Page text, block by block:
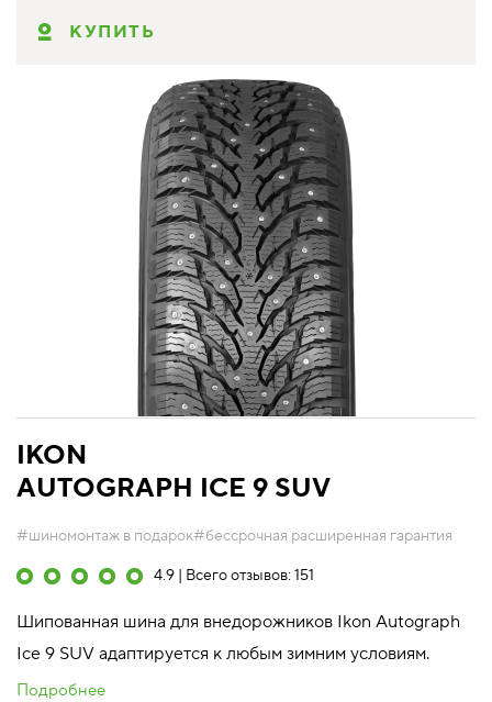
КУПИТЬ
IKON
AUTOGRAPH ICE 9 SUV
#шиномонтаж в подарок#бессрочная расширенная гарантия
4.9 | Всего отзывов: 151
Шипованная шина для внедорожников Ikon Autograph
Ice 9 SUV адаптируется к любым зимним условиям.
Подробнее